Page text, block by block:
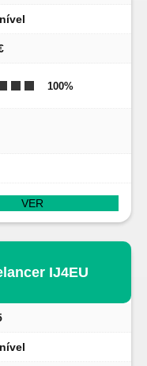
100%
VER
IJ4EU